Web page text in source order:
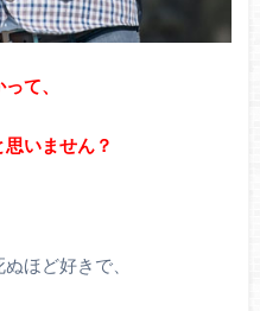
て、
いません？
ほど好きで、